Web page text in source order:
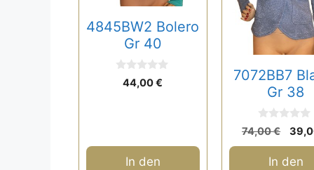
4845BW2 Bolero
Gr 40
44,00€
In den
7072BB7
Gr 38
0
v
o
74,00€
Preis
war:
In den